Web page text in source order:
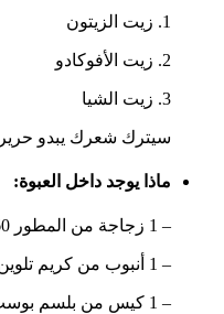
1. زيت الزيتون
2. زيت الأفوكادو
3. زيت الشيا
سيترك شعرك يبدو
ماذا يوجد داخل العبوة:
– 1 زجاجة من المطور 60 مل
– 1 أنبوب من كريم تلوين الشعر 40 مل
– 1 كيس من بلسم بوست كولور